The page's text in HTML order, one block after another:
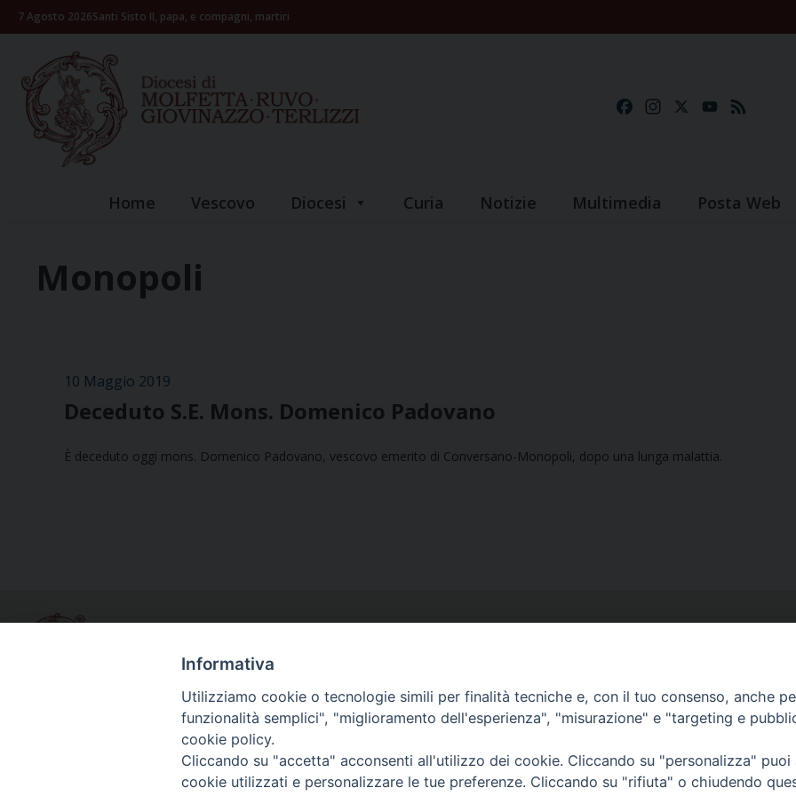
Skip7 Agosto 2026Santi Sisto II, papa, e compagni, martiri
FacebookInstagramYouTube
Home Vescovo Diocesi Curia Notizie Multimedia Posta Web
Monopoli
10 Maggio 2019
Deceduto S.E. Mons. Domenico Padovano
È deceduto oggi mons. Domenico Padovano, vescovo emerito di Conversano-Monopoli, dopo una lunga malattia.
Piazza Giovene 4 – 70056 Molfetta (BA)
Ufficio Comunicazioni sociali
Piazza Giovene 4 – 70056 Molfetta (BA)
comunicazionisociali@diocesimolfetta.it
Informativa
Utilizziamo cookie o tecnologie simili per finalità tecniche e, con il tuo consenso, anche
funzionalità semplici", "miglioramento dell'esperienza", "misurazione" e "targeting e
cookie policy.
Cliccando su "accetta" acconsenti all'utilizzo dei cookie. Cliccando su "personalizza"
cookie utilizzati e personalizzare le tue preferenze. Cliccando su "rifiuta" o chiudendo